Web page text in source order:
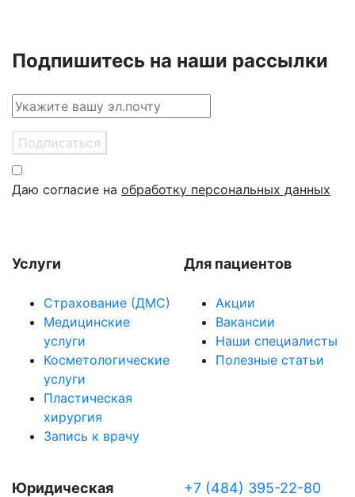
Подпишитесь на наши рассылки
Подписаться
Даю согласие на обработку персональных данных
Услуги
Страхование (ДМС)
Медицинские
услуги
Косметологические
услуги
Пластическая
хирургия
Запись к врачу
Для пациентов
Акции
Вакансии
Наши специалисты
Полезные статьи
Юридическая
+7 (484) 395-22-80